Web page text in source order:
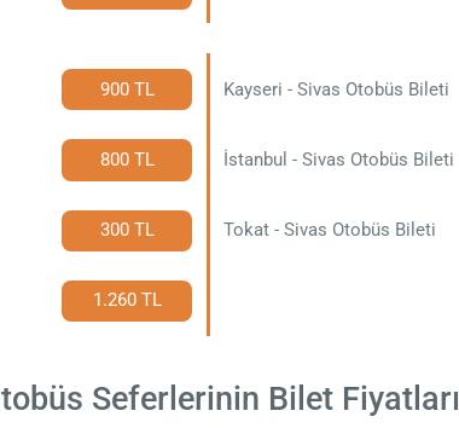
900 TL Kayseri - Sivas Otobüs Bileti
800 TL İstanbul - Sivas Otobüs Bileti
300 TL Tokat - Sivas Otobüs Bileti
1.260 TL
Seferlerinin Bilet Fiyatları